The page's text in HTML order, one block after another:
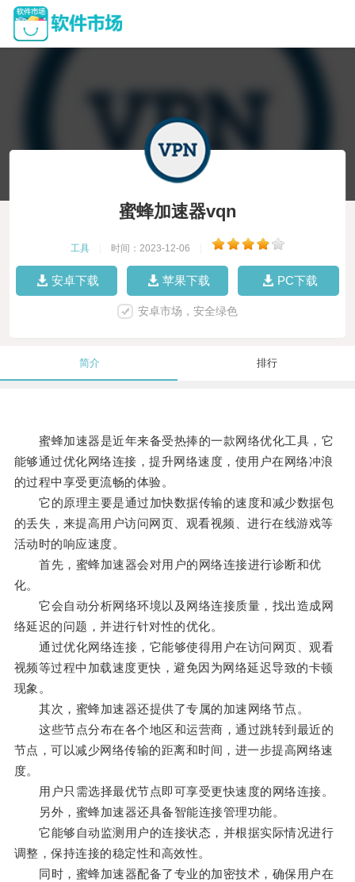
蜜蜂加速器vqn
工具 时间：2023-12-06
安卓下载 苹果下载 PC下载
安卓市场，安全绿色
简介 排行
蜜蜂加速器是近年来备受热捧的一款网络优化工具，它
能够通过优化网络连接，提升网络速度，使用户在网络冲浪
的过程中享受更流畅的体验。
它的原理主要是通过加快数据传输的速度和减少数据包
的丢失，来提高用户访问网页、观看视频、进行在线游戏等
活动时的响应速度。
首先，蜜蜂加速器会对用户的网络连接进行诊断和优
化。
它会自动分析网络环境以及网络连接质量，找出造成网
络延迟的问题，并进行针对性的优化。
通过优化网络连接，它能够使得用户在访问网页、观看
视频等过程中加载速度更快，避免因为网络延迟导致的卡顿
现象。
其次，蜜蜂加速器还提供了专属的加速网络节点。
这些节点分布在各个地区和运营商，通过跳转到最近的
节点，可以减少网络传输的距离和时间，进一步提高网络速
度。
用户只需选择最优节点即可享受更快速度的网络连接。
另外，蜜蜂加速器还具备智能连接管理功能。
它能够自动监测用户的连接状态，并根据实际情况进行
调整，保持连接的稳定性和高效性。
同时，蜜蜂加速器配备了专业的加密技术，确保用户在